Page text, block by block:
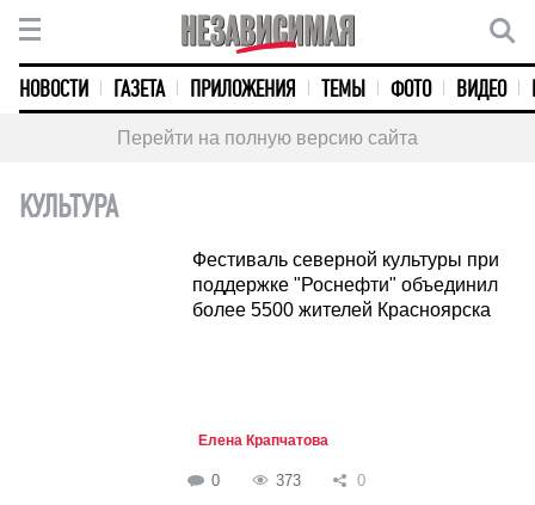
НОВОСТИ ГАЗЕТА ПРИЛОЖЕНИЯ ТЕМЫ ФОТО ВИДЕО
Перейти на полную версию сайта
КУЛЬТУРА
Фестиваль северной культуры при
поддержке "Роснефти" объединил
более 5500 жителей Красноярска
Елена Крапчатова
0 373 0